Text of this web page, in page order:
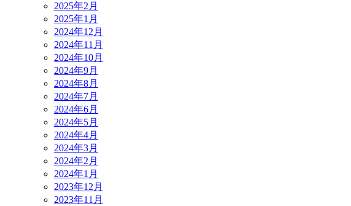
2025年2月
2025年1月
2024年12月
2024年11月
2024年10月
2024年9月
2024年8月
2024年7月
2024年6月
2024年5月
2024年4月
2024年3月
2024年2月
2024年1月
2023年12月
2023年11月